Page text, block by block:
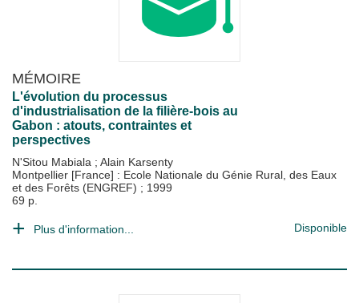
MÉMOIRE
L'évolution du processus
d'industrialisation de la filière-bois au
Gabon : atouts, contraintes et
perspectives
N'Sitou Mabiala ; Alain Karsenty
Montpellier [France] : Ecole Nationale du Génie Rural, des Eaux
et des Forêts (ENGREF) ; 1999
69 p.
Plus d'information... Disponible